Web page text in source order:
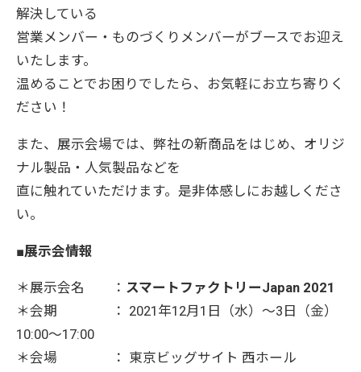
解決している
営業メンバー・ものづくりメンバーがブースでお迎え
いたします。
温めることでお困りでしたら、お気軽にお立ち寄りく
ださい！
また、展示会場では、弊社の新商品をはじめ、オリジ
ナル製品・人気製品などを
直に触れていただけます。是非体感しにお越しくださ
い。
■展示会情報
＊展示会名 ： スマートファクトリーJapan 2021
＊会期 ： 2021年12月1日（水）～3日（金）
10:00～17:00
＊会場 ： 東京ビッグサイト 西ホール